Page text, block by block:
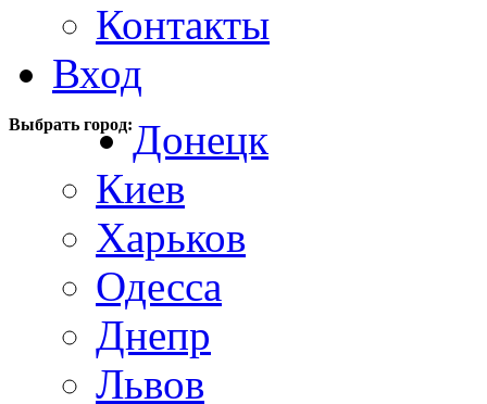
Контакты
Вход
Выбрать город:Донецк
Киев
Харьков
Одесса
Днепр
Львов